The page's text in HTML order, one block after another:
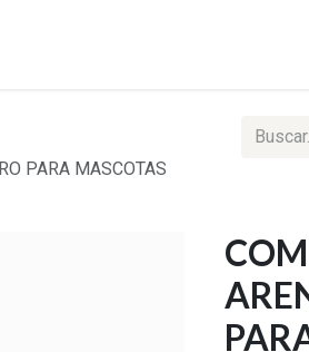
PARA MASCOTAS